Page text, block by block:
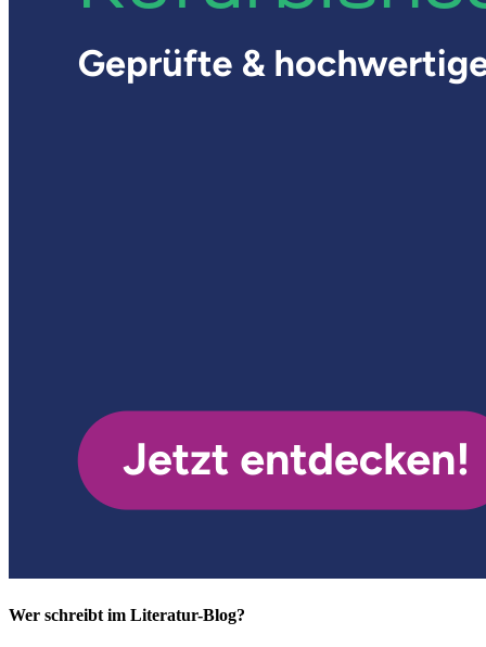
Wer schreibt im Literatur-Blog?